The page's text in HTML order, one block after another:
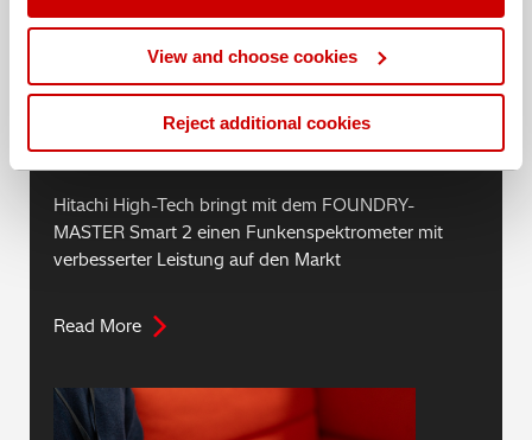
View and choose cookies
Reject additional cookies
Hitachi High-Tech bringt mit dem FOUNDRY-
MASTER Smart 2 einen Funkenspektrometer mit
verbesserter Leistung auf den Markt
Read More